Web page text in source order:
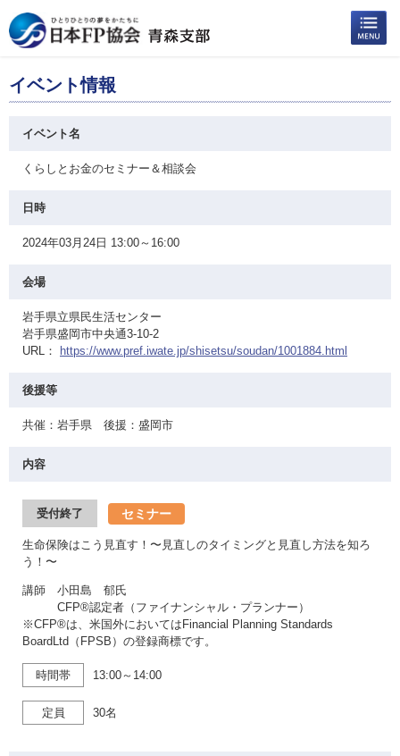
イベント情報
イベント名
くらしとお金のセミナー＆相談会
日時
2024年03月24日 13:00～16:00
会場
岩手県立県民生活センター
岩手県盛岡市中央通3-10-2
URL：
https://www.pref.iwate.jp/shisetsu/soudan/1001884.html
後援等
共催：岩手県 後援：盛岡市
内容
受付終了 セミナー
生命保険はこう見直す！〜見直しのタイミングと見直し方法を知ろ
う！〜
講師 小田島 郁氏
CFP®認定者（ファイナンシャル・プランナー）
※CFP®は、米国外においてはFinancial Planning Standards
BoardLtd（FPSB）の登録商標です。
時間帯 13:00～14:00
定員 30名